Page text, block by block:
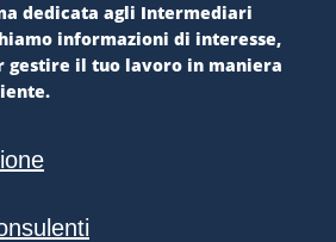
dedicata agli Intermediari
informazioni di interesse,
gestire il tuo lavoro in maniera